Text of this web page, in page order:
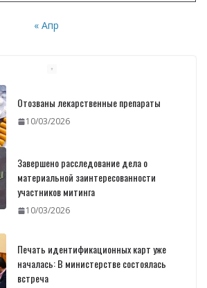
« Апр
Отозваны лекарственные препараты
10/03/2026
Завершено расследование дела о
материальной заинтересованности
участников митинга
10/03/2026
Печать идентификационных карт уже
началась: В министерстве состоялась
встреча